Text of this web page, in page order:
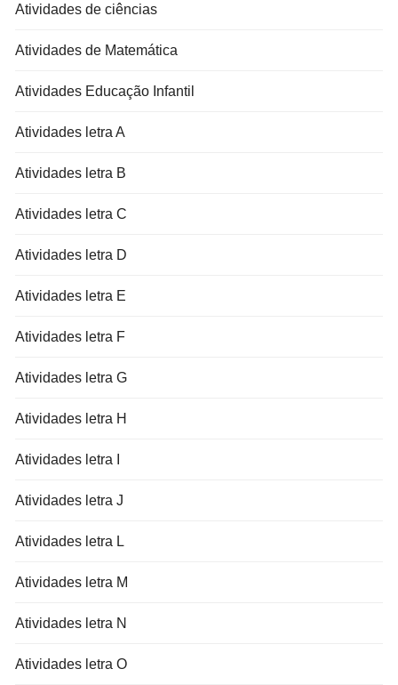
Atividades de ciências
Atividades de Matemática
Atividades Educação Infantil
Atividades letra A
Atividades letra B
Atividades letra C
Atividades letra D
Atividades letra E
Atividades letra F
Atividades letra G
Atividades letra H
Atividades letra I
Atividades letra J
Atividades letra L
Atividades letra M
Atividades letra N
Atividades letra O